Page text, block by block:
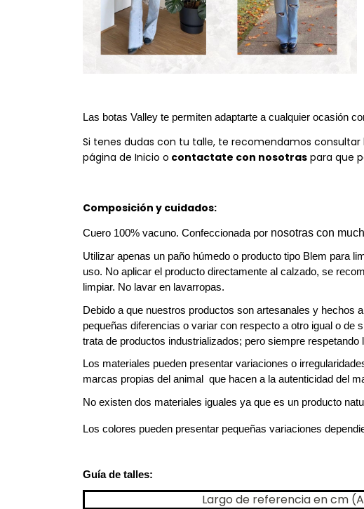
Las botas Valley te permiten adaptarte a cualquier ocasión
Si tenes dudas con tu talle, te recomendamos consultar
página de Inicio o contactate con nosotras para que
Composición y cuidados:
Cuero 100% vacuno. Confeccionada por nosotras con
Utilizar apenas un paño húmedo o producto tipo Blem para
uso. No aplicar el producto directamente al calzado, se
limpiar. No lavar en lavarropas.
Debido a que nuestros productos son artesanales y hechos
pequeñas diferencias o variar con respecto a otro igual o de
trata de productos industrializados; pero siempre
Los materiales pueden presentar variaciones o
marcas propias del animal  que hacen a la autenticidad del
No existen dos materiales iguales ya que es un producto
Los colores pueden presentar pequeñas variaciones
Guía de talles:
Largo de referencia en cm